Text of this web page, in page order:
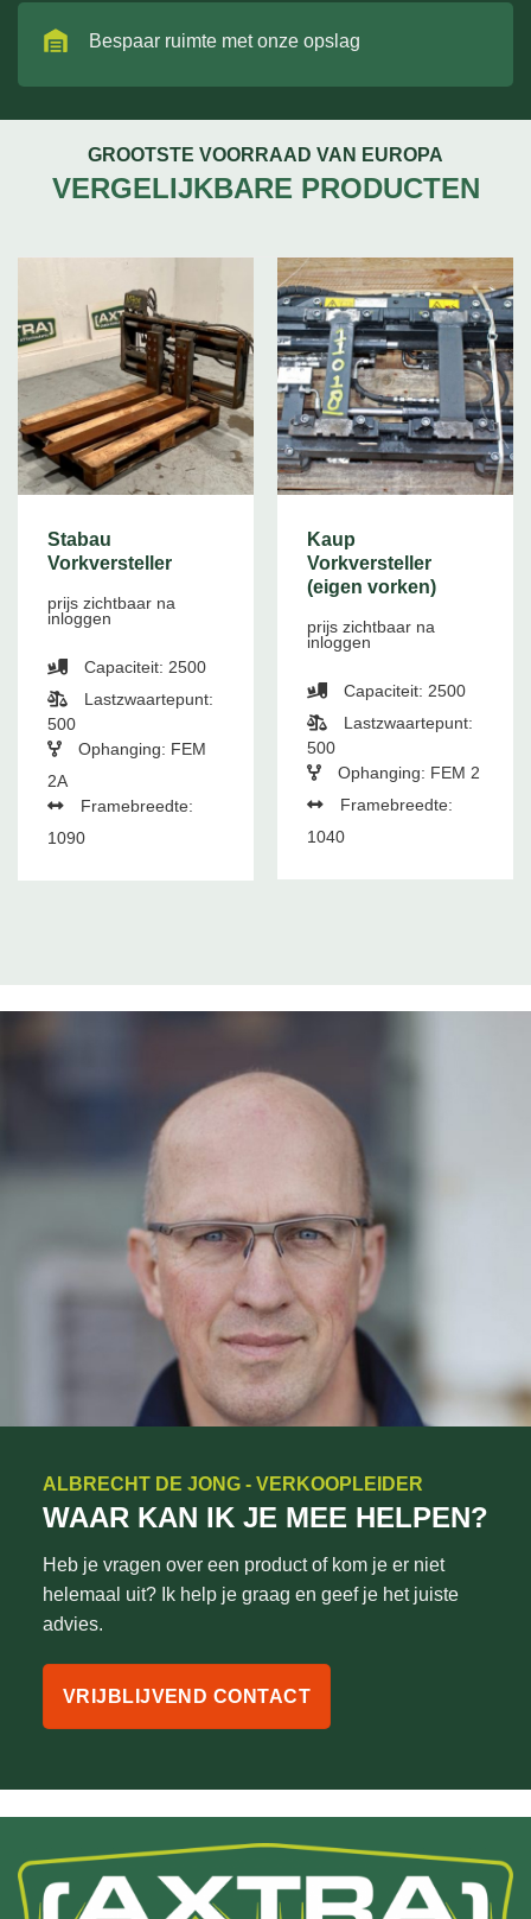
Bespaar ruimte met onze opslag
GROOTSTE VOORRAAD VAN EUROPA
VERGELIJKBARE PRODUCTEN
Stabau
Vorkversteller
prijs zichtbaar na
inloggen
Capaciteit: 2500
Lastzwaartepunt:
500
Ophanging: FEM
2A
Framebreedte:
1090
Kaup
Vorkversteller
(eigen vorken)
prijs zichtbaar na
inloggen
Capaciteit: 2500
Lastzwaartepunt:
500
Ophanging: FEM 2
Framebreedte:
1040
ALBRECHT DE JONG - VERKOOPLEIDER
WAAR KAN IK JE MEE HELPEN?
Heb je vragen over een product of kom je er niet
helemaal uit? Ik help je graag en geef je het juiste
advies.
VRIJBLIJVEND CONTACT